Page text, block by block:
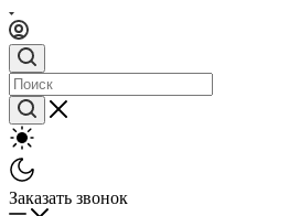
Заказать звонок